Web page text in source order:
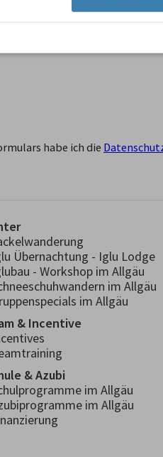
habe ich die
Übernachtung - Iglu Lodge
- Workshop im Allgäu
im Allgäu
im Allgäu
& Incentive
& Azubi
im Allgäu
im Allgäu